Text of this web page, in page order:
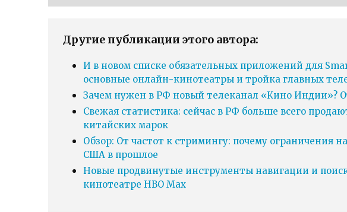
Другие публикации этого автора:
И в новом списке обязательных приложений для
основные онлайн-кинотеатры и тройка главных
Зачем нужен в РФ новый телеканал «Кино Индии»?
Свежая статистика: сейчас в РФ больше всего
китайских марок
Обзор: От частот к стримингу: почему ограничения
США в прошлое
Новые продвинутые инструменты навигации и
кинотеатре HBO Max